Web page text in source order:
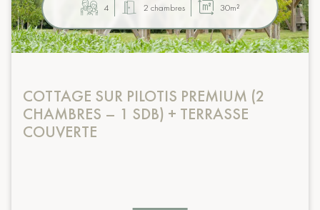
4 2 chambres 30m²
COTTAGE SUR PILOTIS PREMIUM (2
CHAMBRES – 1 SDB) + TERRASSE
COUVERTE